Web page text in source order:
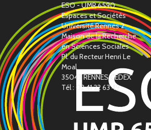
ESO - UMR 6590
Espaces et Sociétés
Université Rennes 2
Maison de la Recherche
en Sciences Sociales
Pl. du Recteur Henri Le
Moal
35043 RENNES CEDEX
Tél : 02 41 22 63 49